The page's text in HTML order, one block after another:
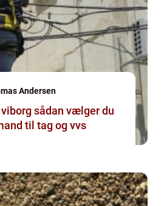
Andersen
vælger du
til tag og vvs